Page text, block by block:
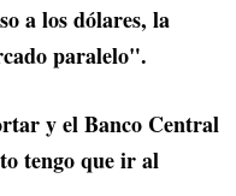
a los dólares, la
paralelo".
y el Banco Central
tengo que ir al